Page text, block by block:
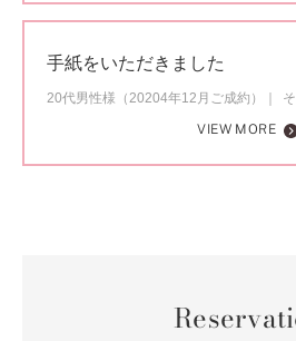
手紙をいただきました
20代男性様（20204年12月ご成約）
VIEW MORE